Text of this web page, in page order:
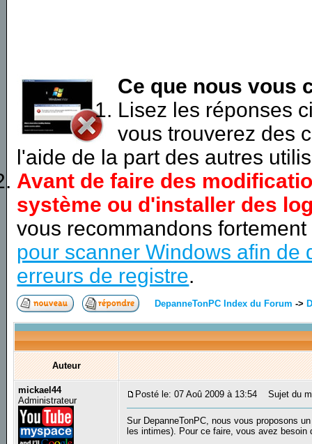
Ce que nous vous
Lisez les réponses
vous trouverez des
l'aide de la part des autres
Avant de faire des
système ou d'installer des
vous recommandons
pour scanner Windows afin de
erreurs de registre.
DepanneTonPC Index du Forum ->
Auteur
mickael44
Administrateur
Posté le: 07 Aoû 2009 à 13:54 Sujet du
Sur DepanneTonPC, nous vous proposons
les intimes). Pour ce faire, vous avez